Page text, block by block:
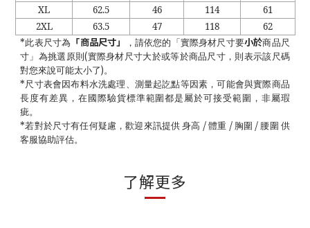
XL
62.5 46 114
61
2XL
63.5 47 118
62
*此表尺寸為 「商品尺寸」 ，請依您的「實際身材尺寸要小於商品尺
寸」為挑選原則(實際身材尺寸大於或等於商品尺寸，則表示該尺碼
對您來說可能太小了)。
*尺寸表會因布料水洗處理、測量起訖點等因素，可能會與實際商品
長度有差異，在國際驗貨標準範圍都是屬於可接受範圍，非屬瑕
疵。
*若對於尺寸有任何疑慮，歡迎來訊提供 身高 /體重 / 胸圍 / 腰圍 供
客服協助評估。
了解更多